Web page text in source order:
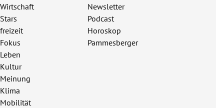
Wirtschaft
Stars
freizeit
Fokus
Leben
Kultur
Meinung
Klima
Mobilität
Newsletter
Podcast
Horoskop
Pammesberger